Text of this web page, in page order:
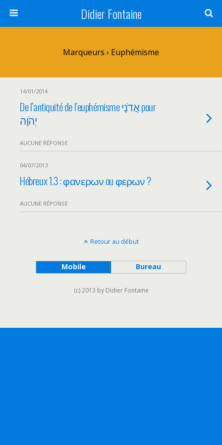
Didier Fontaine
Marqueurs › Euphémisme
14/01/2014
De l’antiquité de l’euphémisme אֲדֹנָי pour
יְהֹוָה
AUCUNE RÉPONSE
04/07/2013
Hébreux 1.3 : φανερων ou φερων ?
AUCUNE RÉPONSE
Retour au début
Mobile Bureau
(c) 2013 by Didier Fontaine